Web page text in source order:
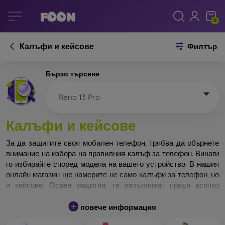
0
Калъфи и кейсове Филтър
Бързо търсене
Reno 13 Pro
Калъфи и кейсове
За да защитите своя мобилен телефон, трябва да обърнете
внимание на избора на правилния калъф за телефон. Винаги
го избирайте според модела на вашето устройство. В нашия
онлайн магазин ще намерите не само калъфи за телефон, но
и кейсове. Освен защитна, те изпълняват преди всичко
Кейса за телефон може да бъде наречен и заден капак. Той е
повече информация